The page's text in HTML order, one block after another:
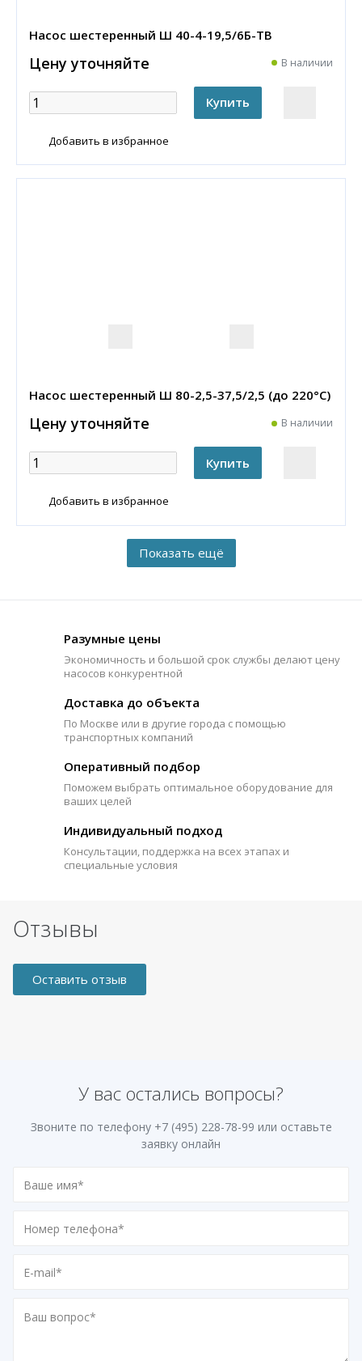
Насос шестеренный Ш 40-4-19,5/6Б-ТВ
Цену уточняйте В наличии
Добавить в избранное
Насос шестеренный Ш 80-2,5-37,5/2,5 (до 220°С)
Цену уточняйте В наличии
Добавить в избранное
Разумные цены
Экономичность и большой срок службы делают цену
насосов конкурентной
Доставка до объекта
По Москве или в другие города с помощью
транспортных компаний
Оперативный подбор
Поможем выбрать оптимальное оборудование для
ваших целей
Индивидуальный подход
Консультации, поддержка на всех этапах и
специальные условия
Отзывы
Оставить отзыв
У вас остались вопросы?
Звоните по телефону +7 (495) 228-78-99 или оставьте
заявку онлайн